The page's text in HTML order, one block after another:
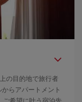
の目的地で旅行者
らアパートメント